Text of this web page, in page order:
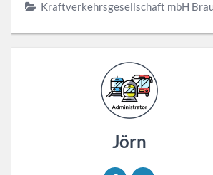
Kraftverkehrsgesellschaft mbH
Jörn